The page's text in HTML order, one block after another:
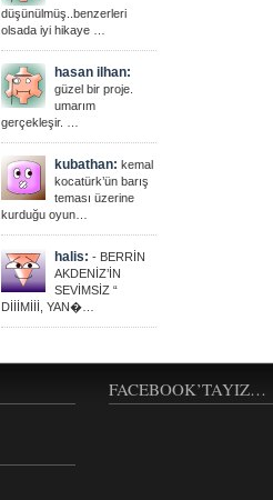
düşünülmüş..benzerleri
olsada iyi hikaye …
hasan ilhan:
güzel bir proje.
umarım
gerçekleşir. …
kubathan: kemal
kocatürk’ün barış
teması üzerine
kurduğu oyun…
halis: - BERRİN
AKDENİZ’İN
SEVİMSİZ “
DİİİMİİİ, YAN�…
FACEBOOK’TAYIZ…